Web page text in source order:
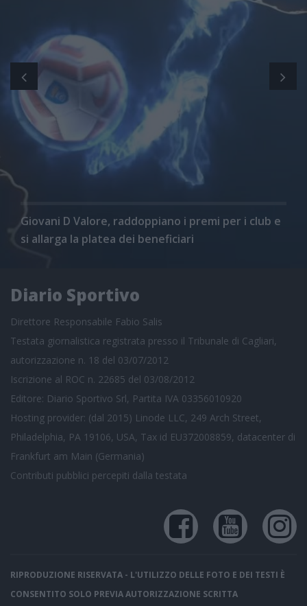
Giovani D Valore, raddoppiano i premi per i club e
si allarga la platea dei beneficiari
Diario Sportivo
Direttore Responsabile Fabio Salis
Testata giornalistica registrata presso il Tribunale di Cagliari,
autorizzazione n. 18 del 03/07/2012
Iscrizione al ROC n. 22685 del 03/08/2012
Editore: Diario Sportivo Srl, Partita IVA 03356010920
Hosting provider: (dal 2015) Linode LLC, 249 Arch Street,
Philadelphia, PA 19106, USA, Tax id EU372008859, datacenter di
Frankfurt am Main (Germania)
Contributi pubblici percepiti dalla testata
RIPRODUZIONE RISERVATA - L'UTILIZZO DELLE FOTO E DEI TESTI È
CONSENTITO SOLO PREVIA AUTORIZZAZIONE SCRITTA